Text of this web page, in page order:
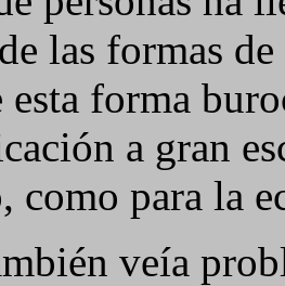
las formas
esta forma
a gran
como para la
veía